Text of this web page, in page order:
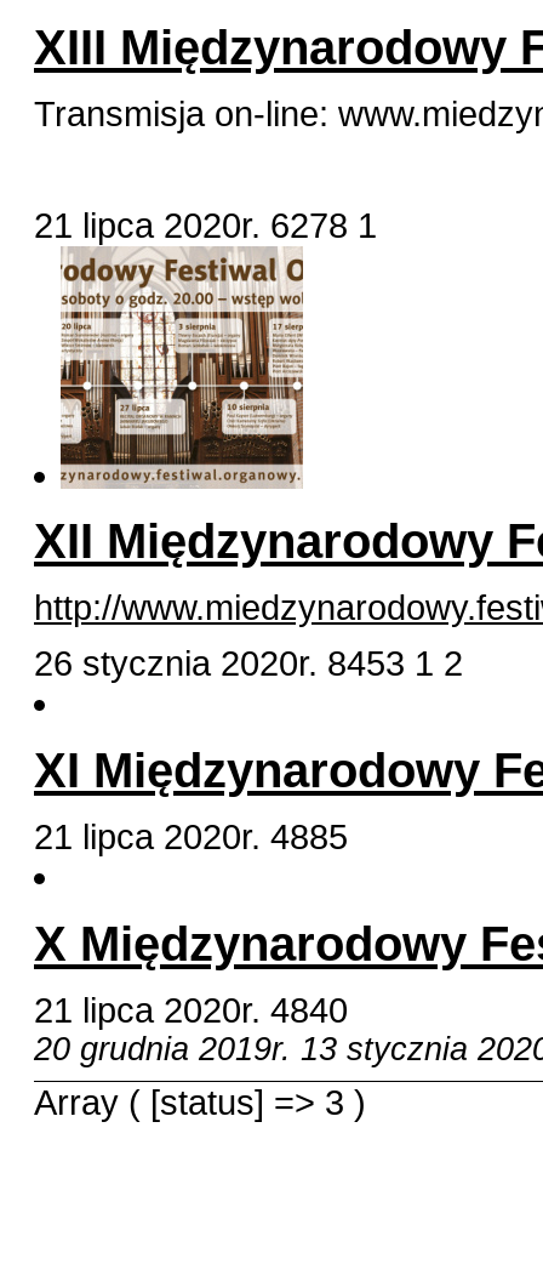
XIII Międzynarodowy
Transmisja on-line:
21 lipca 2020r. 6278 1
XII Międzynarodowy
http://
26 stycznia 2020r. 8453 1 2
XI Międzynarodowy
21 lipca 2020r. 4885
X Międzynarodowy
21 lipca 2020r. 4840
20 grudnia 2019r. 13 stycznia
Array ( [status] => 3 )